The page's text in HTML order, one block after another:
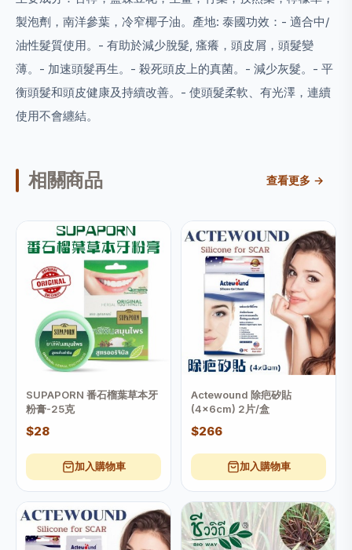
製泡劑，南洋參葉，冷窄椰子油。 產地: 泰國功效： - 適合中/
油性髮質使用。 - 有助於減少脫髮, 瘙癢，頭皮屑，頭髮變
薄。 - 加速頭髮再生。 - 殺死頭皮上的真菌。 - 減少灰髮。 - 平
衡頭髮和頭皮健康及持續改善。 - 使頭髮柔軟、有光澤，連續
使用不會纏結。
相關商品 查看更多 →
SUPAPORN 番石榴葉草本牙
粉膏-25克
$28
加入購物車
Actewound 除疤矽貼
(4x6cm) 2片/盒
$266
加入購物車